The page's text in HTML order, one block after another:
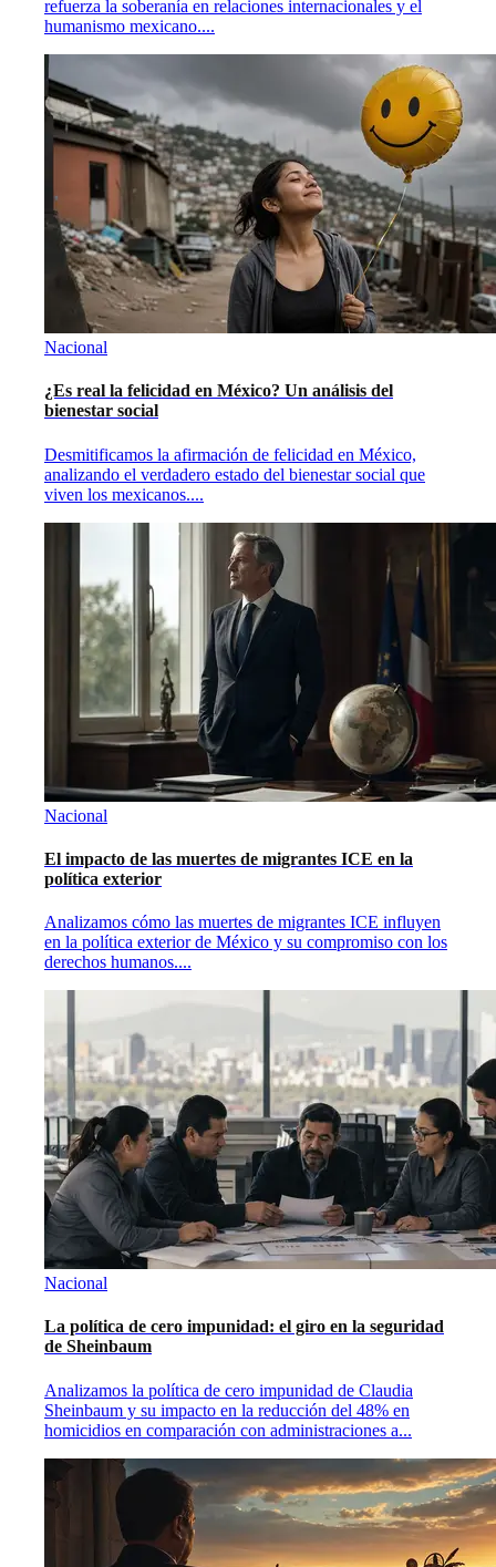
refuerza la soberanía en relaciones internacionales y el
humanismo mexicano....
Nacional
¿Es real la felicidad en México? Un análisis del
bienestar social
Desmitificamos la afirmación de felicidad en México,
analizando el verdadero estado del bienestar social que
viven los mexicanos....
Nacional
El impacto de las muertes de migrantes ICE en la
política exterior
Analizamos cómo las muertes de migrantes ICE influyen
en la política exterior de México y su compromiso con los
derechos humanos....
Nacional
La política de cero impunidad: el giro en la seguridad
de Sheinbaum
Analizamos la política de cero impunidad de Claudia
Sheinbaum y su impacto en la reducción del 48% en
homicidios en comparación con administraciones a...